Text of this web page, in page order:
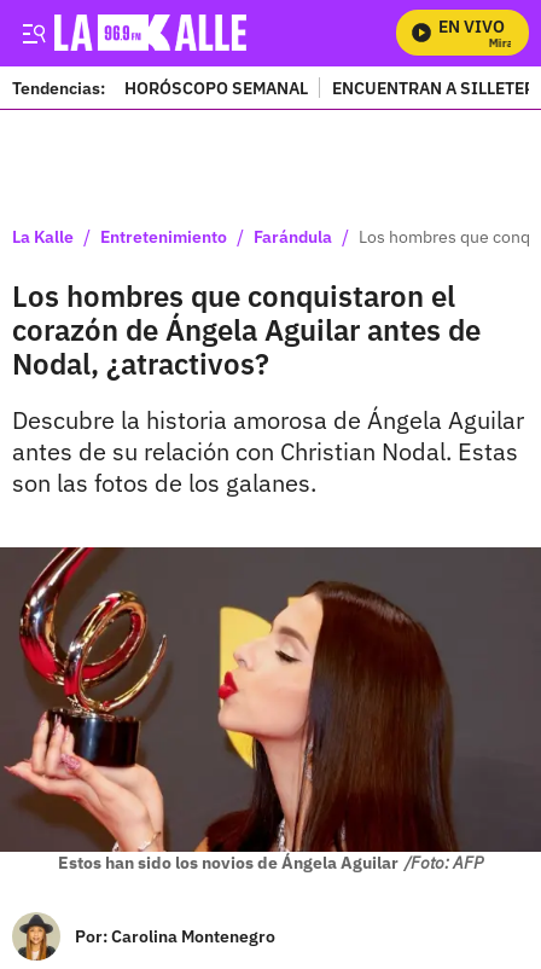
EN VIVO
Mira
Tendencias: HORÓSCOPO SEMANAL ENCUENTRAN A
La Kalle / Entretenimiento / Farándula / Los hombres que
Los hombres que conquistaron el
corazón de Ángela Aguilar antes de
Nodal, ¿atractivos?
Descubre la historia amorosa de Ángela Aguilar
antes de su relación con Christian Nodal. Estas
son las fotos de los galanes.
Estos han sido los novios de Ángela Aguilar /Foto: AFP
Por:Carolina Montenegro